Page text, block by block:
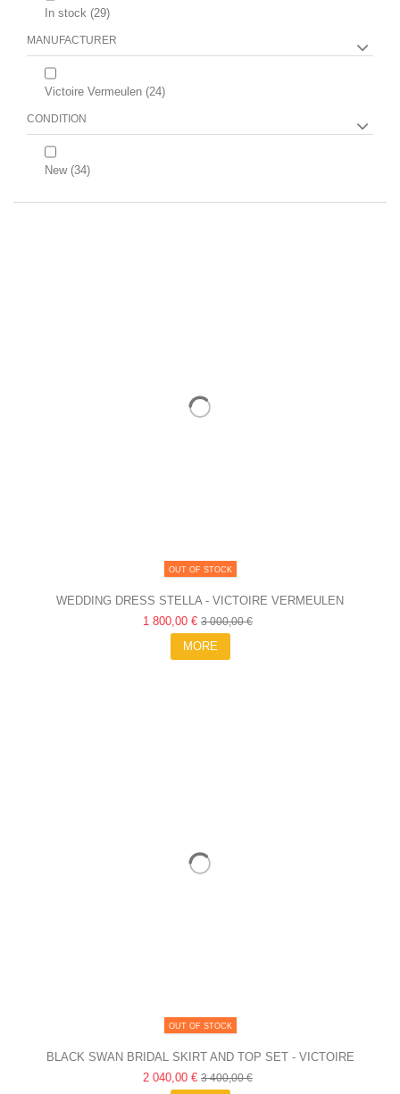
In stock (29)
MANUFACTURER
Victoire Vermeulen (24)
CONDITION
New(34)
OUT OF STOCK
WEDDING DRESS STELLA - VICTOIRE VERMEULEN
1 800,00 € 3 000,00 €
MORE
OUT OF STOCK
BLACK SWAN BRIDAL SKIRT AND TOP SET - VICTOIRE
VERMEULEN
2 040,00 € 3 400,00 €